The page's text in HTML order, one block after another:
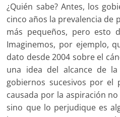
¿Quién sabe? Antes, los
cinco años la prevalencia de
más pequeños, pero esto
Imaginemos, por ejemplo,
dato desde 2004 sobre el
una idea del alcance de
gobiernos sucesivos por el
causada por la aspiración
sino que lo perjudique es